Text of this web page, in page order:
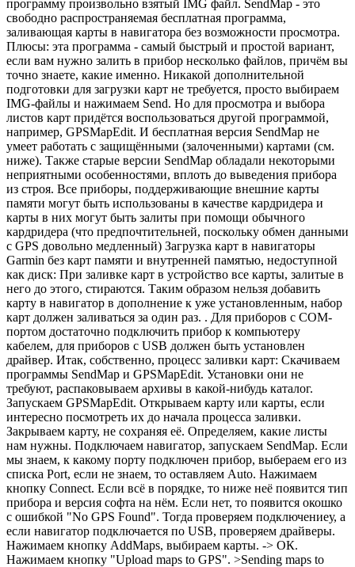
программу произвольно взятый IMG файл. SendMap - это
свободно распространяемая бесплатная программа,
заливающая карты в навигатора без возможности просмотра.
Плюсы: эта программа - самый быстрый и простой вариант,
если вам нужно залить в прибор несколько файлов, причём вы
точно знаете, какие именно. Никакой дополнительной
подготовки для загрузки карт не требуется, просто выбираем
IMG-файлы и нажимаем Send. Но для просмотра и выбора
листов карт придётся воспользоваться другой программой,
например, GPSMapEdit. И бесплатная версия SendMap не
умеет работать с защищёнными (залоченными) картами (см.
ниже). Также старые версии SendMap обладали некоторыми
неприятными особенностями, вплоть до выведения прибора
из строя. Все приборы, поддерживающие внешние карты
памяти могут быть использованы в качестве кардридера и
карты в них могут быть залиты при помощи обычного
кардридера (что предпочтительней, поскольку обмен данными
с GPS довольно медленный) Загрузка карт в навигаторы
Garmin без карт памяти и внутренней памятью, недоступной
как диск: При заливке карт в устройство все карты, залитые в
него до этого, стираются. Таким образом нельзя добавить
карту в навигатор в дополнение к уже установленным, набор
карт должен заливаться за один раз. . Для приборов с COM-
портом достаточно подключить прибор к компьютеру
кабелем, для приборов с USB должен быть установлен
драйвер. Итак, собственно, процесс заливки карт: Скачиваем
программы SendMap и GPSMapEdit. Установки они не
требуют, распаковываем архивы в какой-нибудь каталог.
Запускаем GPSMapEdit. Открываем карту или карты, если
интересно посмотреть их до начала процесса заливки.
Закрываем карту, не сохраняя её. Определяем, какие листы
нам нужны. Подключаем навигатор, запускаем SendMap. Если
мы знаем, к какому порту подключен прибор, выбераем его из
списка Port, если не знаем, то оставляем Auto. Нажимаем
кнопку Connect. Если всё в порядке, то ниже неё появится тип
прибора и версия софта на нём. Если нет, то появится окошко
с ошибкой "No GPS Found". Тогда проверяем подключениеу, а
если навигатор подключается по USB, проверяем драйверы.
Нажимаем кнопку AddMaps, выбираем карты. -> ОК.
Нажимаем кнопку "Upload maps to GPS". >Sending maps to